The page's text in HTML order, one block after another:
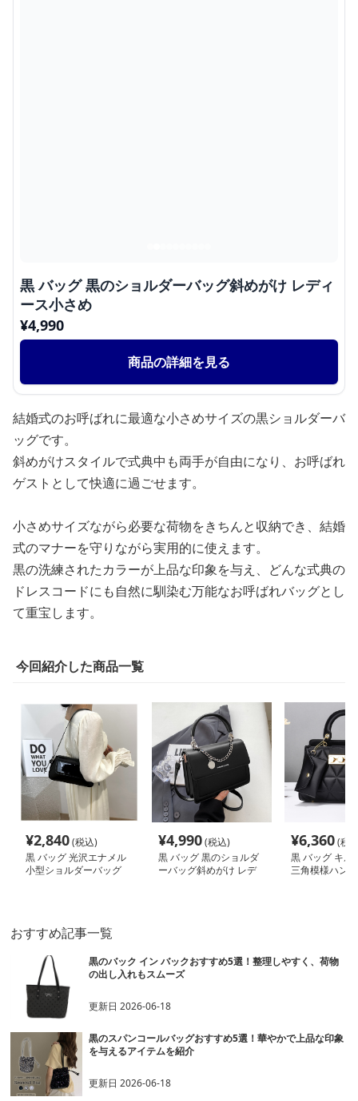
黒 バッグ 黒のショルダーバッグ斜めがけ レディ
ース小さめ
¥4,990
商品の詳細を見る
結婚式のお呼ばれに最適な小さめサイズの黒ショルダーバ
ッグです。
斜めがけスタイルで式典中も両手が自由になり、お呼ばれ
ゲストとして快適に過ごせます。
小さめサイズながら必要な荷物をきちんと収納でき、結婚
式のマナーを守りながら実用的に使えます。
黒の洗練されたカラーが上品な印象を与え、どんな式典の
ドレスコードにも自然に馴染む万能なお呼ばれバッグとし
て重宝します。
今回紹介した商品一覧
¥2,840(税込)
黒 バッグ 光沢エナメル
小型ショルダーバッグ
¥4,990(税込)
黒 バッグ 黒のショルダ
ーバッグ斜めがけ レデ
¥6,360(税
黒 バッグ キル
三角模様ハン
おすすめ記事一覧
黒のバック イン バックおすすめ5選！整理しやすく、荷物
の出し入れもスムーズ
更新日2026-06-18
黒のスパンコールバッグおすすめ5選！華やかで上品な印象
を与えるアイテムを紹介
更新日2026-06-18